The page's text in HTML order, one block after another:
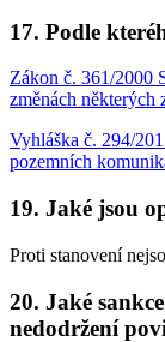
17. Podle
Zákon č. 361/2000
změnách některých
Vyhláška č. 294/
pozemních
19. Jaké jsou
Proti stanovení
20. Jaké
nedodržení